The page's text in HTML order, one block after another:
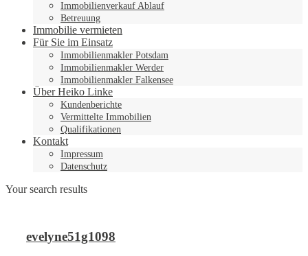
Immobilienverkauf Ablauf
Betreuung
Immobilie vermieten
Für Sie im Einsatz
Immobilienmakler Potsdam
Immobilienmakler Werder
Immobilienmakler Falkensee
Über Heiko Linke
Kundenberichte
Vermittelte Immobilien
Qualifikationen
Kontakt
Impressum
Datenschutz
Your search results
evelyne51g1098